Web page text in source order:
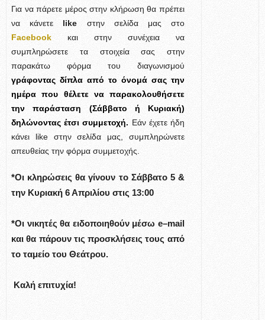
Για να πάρετε μέρος στην κλήρωση θα πρέπει
να κάνετε like στην σελίδα μας στο
Facebook
και στην συνέχεια να
συμπληρώσετε τα στοιχεία σας στην
παρακάτω φόρμα του διαγωνισμού
γράφοντας δίπλα από το όνομά σας την
ημέρα που θέλετε να παρακολουθήσετε
την παράσταση (Σάββατο ή Κυριακή)
δηλώνοντας έτσι συμμετοχή. Εάν έχετε ήδη
κάνει like στην σελίδα μας, συμπληρώνετε
απευθείας την φόρμα συμμετοχής.
*Οι κληρώσεις θα γίνουν το Σάββατο5 &
την Κυριακή 6 Απριλίου στις 13:00
*Οι νικητές θα ειδοποιηθούν μέσω e–mail
και θα πάρουν τις προσκλήσεις τους από
το ταμείο του Θεάτρου.
Καλή επιτυχία!